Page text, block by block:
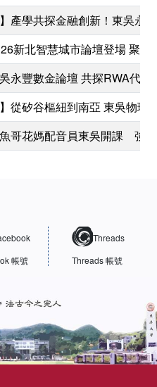
】產學共探金融創新！東吳
新北智慧城市論壇登場 聚
吳永豐數金論壇 共探RWA代幣
】從矽谷樞紐到南亞 東吳物理
魚哥花媽配音員東吳開課 強
帳號
Threads
Threads 帳號